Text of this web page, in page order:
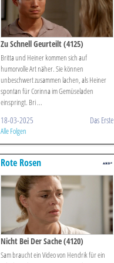
Zu Schnell Geurteilt (4125)
Britta und Heiner kommen sich auf
humorvolle Art näher. Sie können
unbeschwert zusammen lachen, als Heiner
spontan für Corinna im Gemüseladen
einspringt. Bri ...
18-03-2025 Das Erste
Alle Folgen
Rote Rosen
Nicht Bei Der Sache (4120)
Sam braucht ein Video von Hendrik für ein